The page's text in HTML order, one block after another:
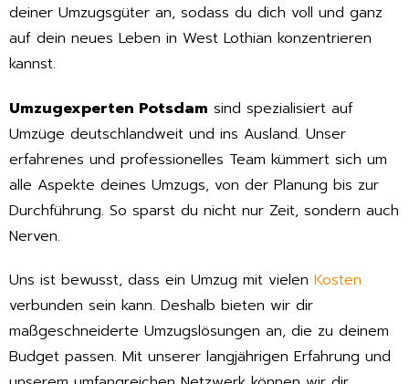
deiner Umzugsgüter an, sodass du dich voll und ganz
auf dein neues Leben in West Lothian konzentrieren
kannst.
Umzugexperten Potsdam sind spezialisiert auf
Umzüge deutschlandweit und ins Ausland. Unser
erfahrenes und professionelles Team kümmert sich um
alle Aspekte deines Umzugs, von der Planung bis zur
Durchführung. So sparst du nicht nur Zeit, sondern auch
Nerven.
Uns ist bewusst, dass ein Umzug mit vielen Kosten
verbunden sein kann. Deshalb bieten wir dir
maßgeschneiderte Umzugslösungen an, die zu deinem
Budget passen. Mit unserer langjährigen Erfahrung und